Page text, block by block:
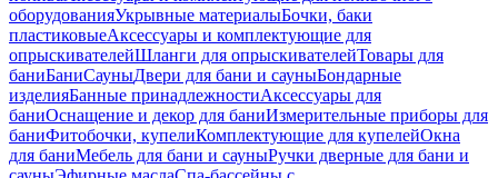
оборудованияУкрывные материалыБочки, баки
пластиковыеАксессуары и комплектующие для
опрыскивателейШланги для опрыскивателейТовары для
баниБаниСауныДвери для бани и сауныБондарные
изделияБанные принадлежностиАксессуары для
баниОснащение и декор для баниИзмерительные приборы для
баниФитобочки, купелиКомплектующие для купелейОкна
для баниМебель для бани и сауныРучки дверные для бани и